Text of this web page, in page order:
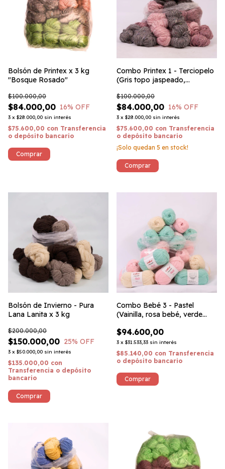
Bolsón de Printex x 3 kg
"Bosque Rosado"
$84.000,00
$100.000,00
16% OFF
3 x $28.000,00 sin interés
$75.600,00 con Transferencia
o depósito bancario
Combo Printex 1 - Terciopelo
(Gris topo jaspeado,
reciclado
$84.000,00
$100.000,00
16% OFF
3 x $28.000,00 sin interés
$75.600,00 con Transferencia
o depósito bancario
¡Solo quedan 5 en stock!
Bolsón de Invierno - Pura
Lana Lanita x 3 kg
$150.000,00
$200.000,00
25% OFF
3 x $50.000,00 sin interés
$135.000,00 con
Transferencia o depósito
bancario
Combo Bebé 3 - Pastel
(Vainilla, rosa bebé, verde
$94.600,00
3 x $31.533,33 sin interés
$85.140,00 con Transferencia
o depósito bancario